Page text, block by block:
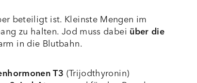
beteiligt ist. Kleinste Mengen im
zu halten. Jod muss dabei über die
in die Blutbahn.
T3 (Trijodthyronin)